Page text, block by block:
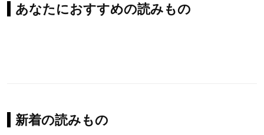
あなたにおすすめの読みもの
新着の読みもの